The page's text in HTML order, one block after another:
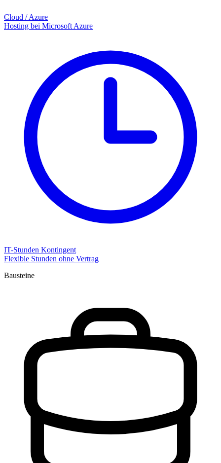
Cloud / Azure
Hosting bei Microsoft Azure
IT-Stunden Kontingent
Flexible Stunden ohne Vertrag
Bausteine